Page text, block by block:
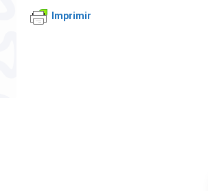
Imprimir